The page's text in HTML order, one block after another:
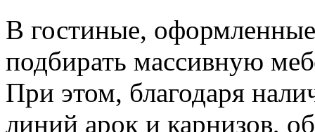
В гостиные,
подбирать массивную
При этом, благодаря
линий арок и карнизов,